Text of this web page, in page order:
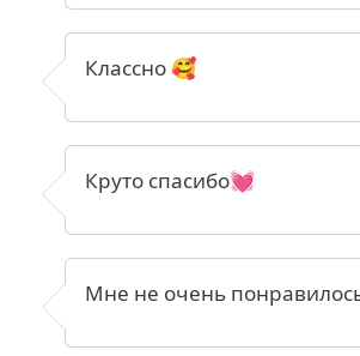
Классно 🥰
Круто спасибо💓
Мне не очень